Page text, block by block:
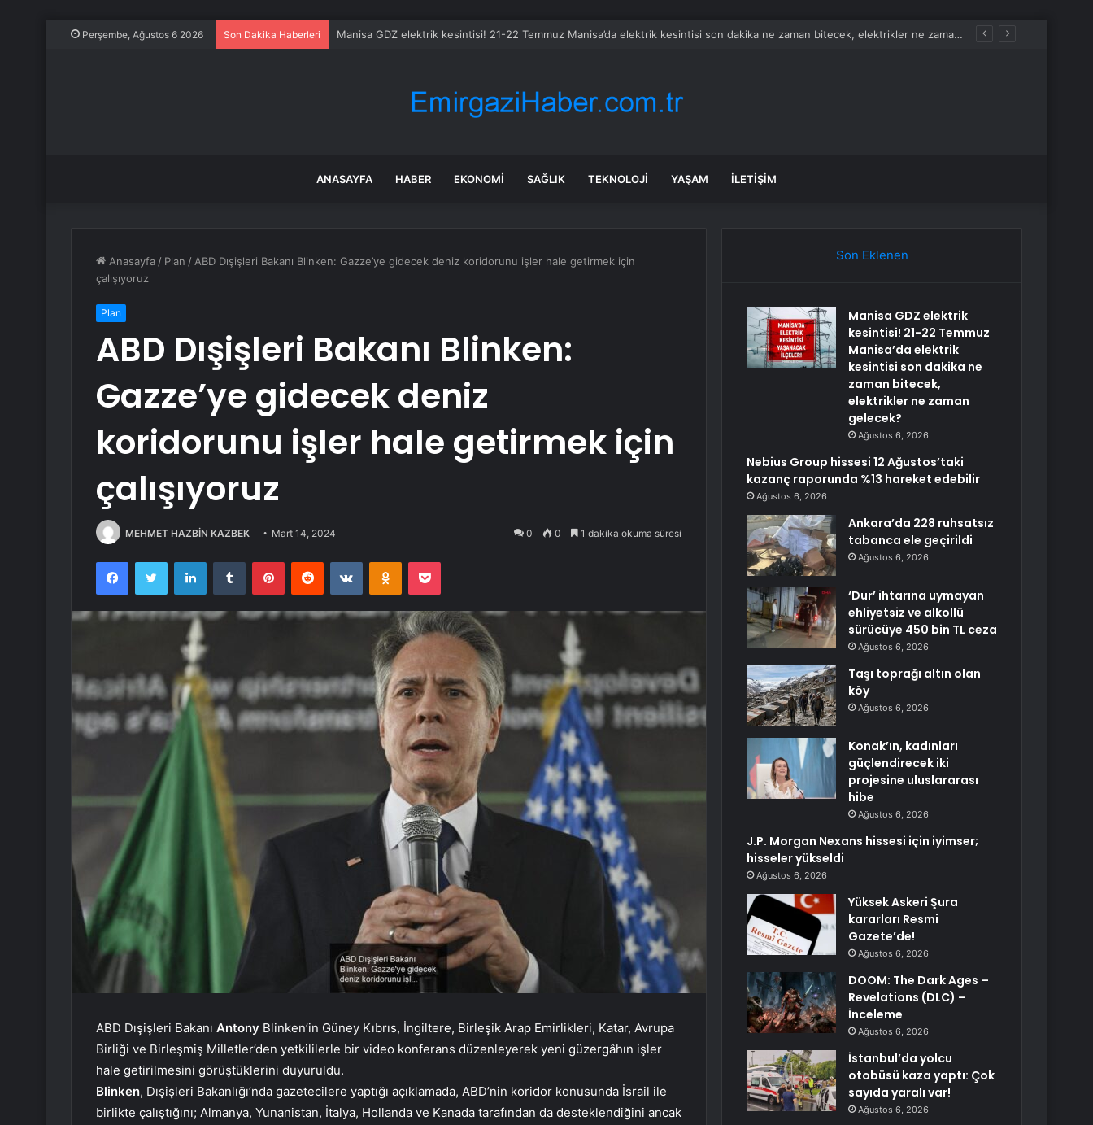
Perşembe, Ağustos 6 2026 Son Dakika Haberleri Manisa GDZ elektrik kesintisi! 21-22 Temmuz Manisa’da elektrik kesintisi son dakika ne zaman bitecek, elektrikler ne zaman gelecek?
ANASAYFA HABER EKONOMI SAĞLIK TEKNOLOJI YAŞAM İLETIŞIM
Anasayfa / Plan / ABD Dışişleri Bakanı Blinken: Gazze’ye gidecek deniz koridorunu işler hale getirmek için
çalışıyoruz
Plan
ABD Dışişleri Bakanı Blinken:
Gazze’ye gidecek deniz
koridorunu işler hale getirmek için
çalışıyoruz
MEHMET HAZBİN KAZBEK Mart 14, 2024 0 0 1 dakika okuma süresi
FacebookTwitter LinkedInTumblr PinterestReddit VKontakteOdnoklassniki
Pocket
ABD Dışişleri Bakanı Antony Blinken’in Güney Kıbrıs, İngiltere, Birleşik Arap Emirlikleri, Katar, Avrupa
Birliği ve Birleşmiş Milletler’den yetkililerle bir video konferans düzenleyerek yeni güzergâhın işler
hale getirilmesini görüştüklerini duyuruldu.
Blinken, Dışişleri Bakanlığı’nda gazetecilere yaptığı açıklamada, ABD’nin koridor konusunda İsrail ile
birlikte çalıştığını; Almanya, Yunanistan, İtalya, Hollanda ve Kanada tarafından da desteklendiğini ancak
Son Eklenen
Manisa GDZ elektrik
kesintisi! 21-22 Temmuz
Manisa’da elektrik
kesintisi son dakika ne
zaman bitecek,
elektrikler ne zaman
gelecek?
Ağustos 6, 2026
Nebius Group hissesi 12 Ağustos’taki
kazanç raporunda %13 hareket edebilir
Ağustos 6, 2026
Ankara’da 228 ruhsatsız
tabanca ele geçirildi
Ağustos 6, 2026
‘Dur’ ihtarına uymayan
ehliyetsiz ve alkollü
sürücüye 450 bin TL ceza
Ağustos 6, 2026
Taşı toprağı altın olan
köy
Ağustos 6, 2026
Konak’ın, kadınları
güçlendirecek iki
projesine uluslararası
hibe
Ağustos 6, 2026
J.P. Morgan Nexans hissesi için iyimser;
hisseler yükseldi
Ağustos 6, 2026
Yüksek Askeri Şura
kararları Resmi
Gazete’de!
Ağustos 6, 2026
DOOM: The Dark Ages –
Revelations (DLC) –
İnceleme
Ağustos 6, 2026
İstanbul’da yolcu
otobüsü kaza yaptı: Çok
sayıda yaralı var!
Ağustos 6, 2026